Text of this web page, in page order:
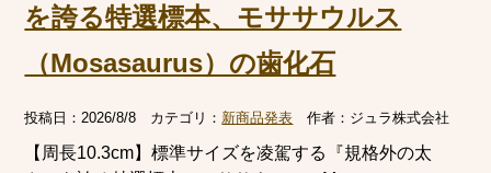
を誇る特選標本、モササウルス
（Mosasaurus）の歯化石
投稿日：2026/8/8 カテゴリ： 新商品発表 作者： ジュラ株式会社
【周長10.3cm】標準サイズを凌駕する『規格外の太